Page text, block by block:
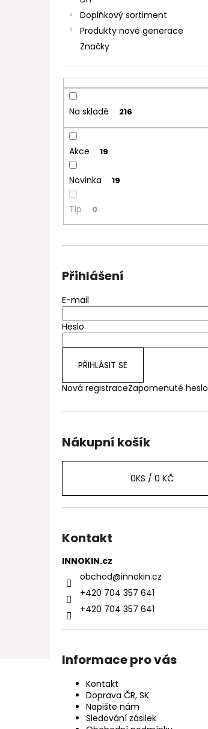
Doplňkový sortiment
Produkty nové generace
Značky
Na skladě 216
Akce 19
Novinka 19
Tip 0
Přihlášení
E-mail
Heslo
PŘIHLÁSIT SE
Nová registraceZapomenuté heslo
Nákupní košík
0KS / 0 KČ
Kontakt
INNOKIN.cz
obchod@innokin.cz
+420 704 357 641
+420 704 357 641
Informace pro vás
Kontakt
Doprava ČR, SK
Napište nám
Sledování zásilek
DEKANG DESERT SHIP 10ML 11MG
154 Kč
Původně: 195 Kč